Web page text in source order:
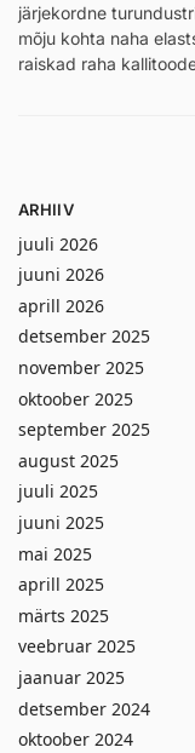
järjekordne
mõju kohta naha
raiskad raha
ARHIIV
juuli 2026
juuni 2026
aprill 2026
detsember 2025
november 2025
oktoober 2025
september 2025
august 2025
juuli 2025
juuni 2025
mai 2025
aprill 2025
märts 2025
veebruar 2025
jaanuar 2025
detsember 2024
oktoober 2024